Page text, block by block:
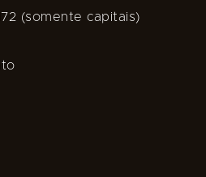
(somente capitais)